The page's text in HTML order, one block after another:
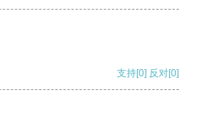
支持[0] 反对[0]